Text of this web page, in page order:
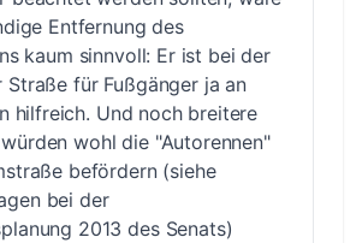
Entfernung des
kaum sinnvoll: Er ist bei der
Straße für Fußgänger ja an
hilfreich. Und noch breitere
wohl die "Autorennen"
befördern (siehe
bei der
2013 des Senats)